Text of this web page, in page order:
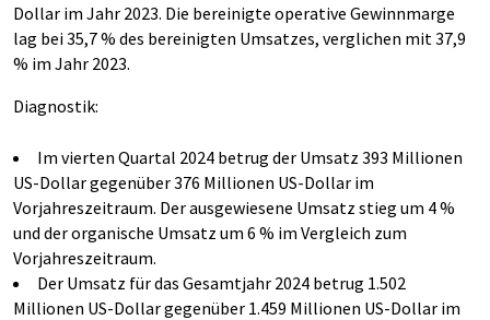
Dollar im Jahr 2023. Die bereinigte operative Gewinnmarge
lag bei 35,7 % des bereinigten Umsatzes, verglichen mit 37,9
% im Jahr 2023.
Diagnostik:
Im vierten Quartal 2024 betrug der Umsatz 393 Millionen
US-Dollar gegenüber 376 Millionen US-Dollar im
Vorjahreszeitraum. Der ausgewiesene Umsatz stieg um 4 %
und der organische Umsatz um 6 % im Vergleich zum
Vorjahreszeitraum.
Der Umsatz für das Gesamtjahr 2024 betrug 1.502
Millionen US-Dollar gegenüber 1.459 Millionen US-Dollar im